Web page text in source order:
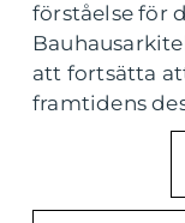
förståelse för
att fortsätta
framtidens